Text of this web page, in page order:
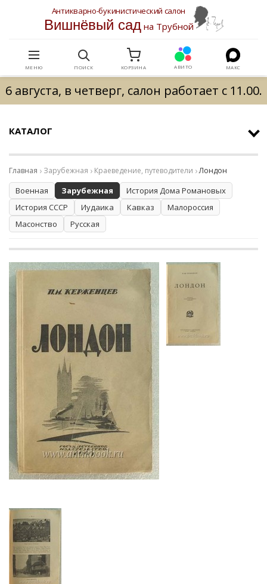
Антикварно-букинистический салон
Вишнёвый садна Трубной
МЕНЮ ПОИСК КОРЗИНА АВИТО МАКС
6 августа, в четверг, салон работает с 11.00.
КАТАЛОГ
Главная Зарубежная Краеведение, путеводители Лондон
Военная Зарубежная
История Дома Романовых
История СССР
Иудаика Кавказ
Малороссия
Масонство
Русская